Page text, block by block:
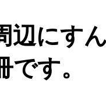
辺にす
す。